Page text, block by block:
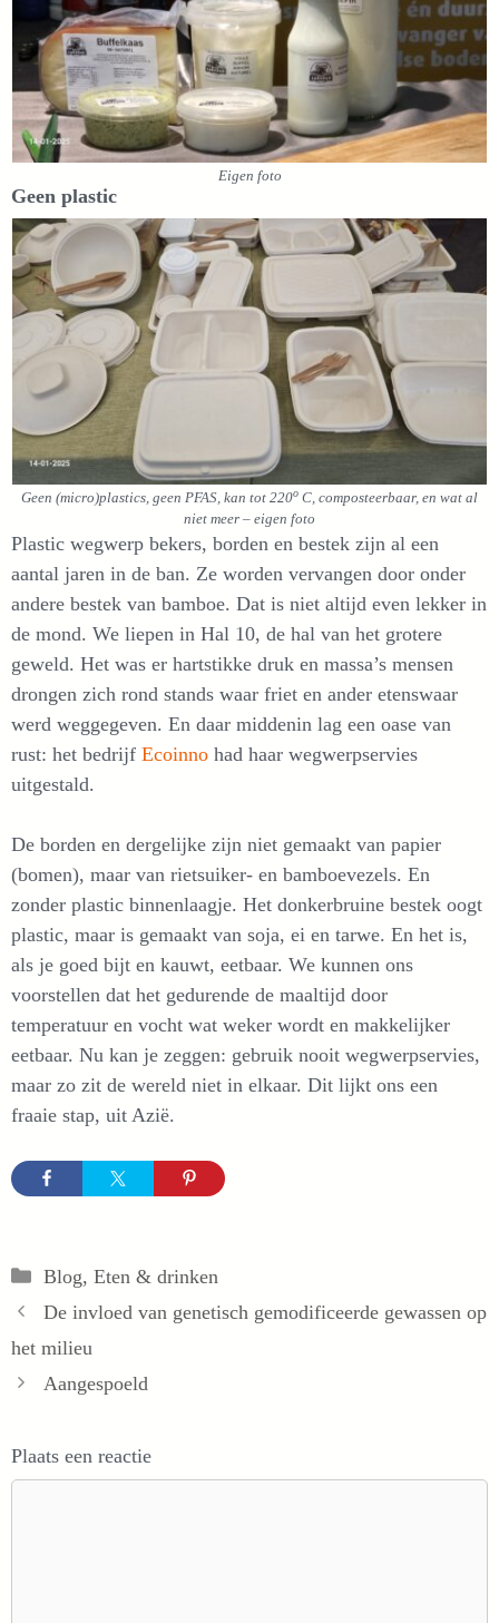
Eigen foto
Geen plastic
Geen (micro)plastics, geen PFAS, kan tot 220o C, composteerbaar, en wat al
niet meer – eigen foto
Plastic wegwerp bekers, borden en bestek zijn al een
aantal jaren in de ban. Ze worden vervangen door onder
andere bestek van bamboe. Dat is niet altijd even lekker in
de mond. We liepen in Hal 10, de hal van het grotere
geweld. Het was er hartstikke druk en massa’s mensen
drongen zich rond stands waar friet en ander etenswaar
werd weggegeven. En daar middenin lag een oase van
rust: het bedrijf Ecoinno had haar wegwerpservies
uitgestald.
De borden en dergelijke zijn niet gemaakt van papier
(bomen), maar van rietsuiker- en bamboevezels. En
zonder plastic binnenlaagje. Het donkerbruine bestek oogt
plastic, maar is gemaakt van soja, ei en tarwe. En het is,
als je goed bijt en kauwt, eetbaar. We kunnen ons
voorstellen dat het gedurende de maaltijd door
temperatuur en vocht wat weker wordt en makkelijker
eetbaar. Nu kan je zeggen: gebruik nooit wegwerpservies,
maar zo zit de wereld niet in elkaar. Dit lijkt ons een
fraaie stap, uit Azië.
Categorieën
Blog, Eten & drinken
De invloed van genetisch gemodificeerde gewassen op
het milieu
Aangespoeld
Plaats een reactie